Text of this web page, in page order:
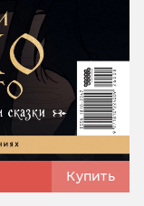
Купить